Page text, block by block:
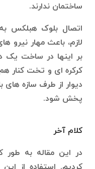
ساختمان ندارند.
اتصال بلوک هبلکس
لازم، باعث مهار نیرو
بر اینها در ساخت یک
کرکره ای و تخت کنار
دیوار از طرف سازه های
پخش شود‌.
کلام آخر
در این مقاله به